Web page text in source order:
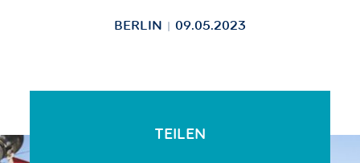
BERLIN 09.05.2023
TEILEN